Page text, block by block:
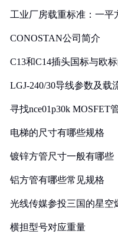
工业厂房载重标准：一平
CONOSTAN公司简介
C13和C14插头国标与欧
LGJ-240/30导线参数及载
寻找nce01p30k MOSFET
电梯的尺寸有哪些规格
镀锌方管尺寸一般有哪些
铝方管有哪些常见规格
光线传媒参投三国的星空
横担型号对应重量